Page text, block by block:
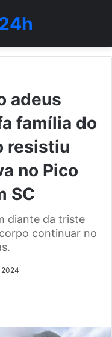
adeus
família do
resistiu
no Pico
SC
diante da triste
continuar no
2024